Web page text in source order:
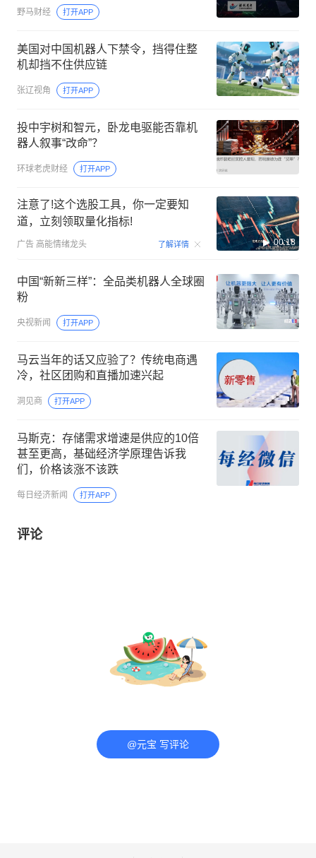
野马财经 打开APP
美国对中国机器人下禁令，挡得住整
机却挡不住供应链
张辽视角 打开APP
投中宇树和智元，卧龙电驱能否靠机
器人叙事“改命”？
环球老虎财经 打开APP
注意了!这个选股工具，你一定要知
道，立刻领取量化指标!
广告 高能情绪龙头 了解详情 00:18
中国“新新三样”：全品类机器人全球圈
粉
央视新闻 打开APP
马云当年的话又应验了？传统电商遇
冷，社区团购和直播加速兴起
洞见商 打开APP
马斯克：存储需求增速是供应的10倍
甚至更高，基础经济学原理告诉我
们，价格该涨不该跌
每日经济新闻 打开APP
评论
@元宝 写评论